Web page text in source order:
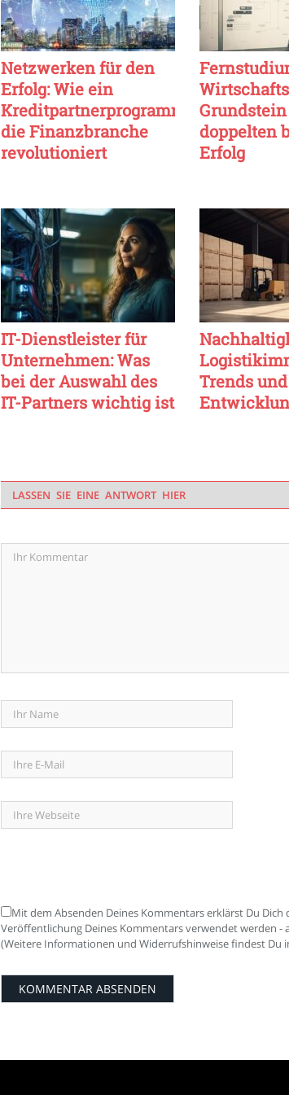
Netzwerken für den
Erfolg: Wie ein
Kreditpartnerprogramm
die Finanzbranche
revolutioniert
doppelten
Erfolg
IT-Dienstleister für
Unternehmen: Was
bei der Auswahl des
IT-Partners wichtig ist
Trends und
LASSEN SIE EINE ANTWORT HIER
Mit dem Absenden Deines Kommentars erklärst Du
Veröffentlichung Deines Kommentars verwendet werden -
(Weitere Informationen und Widerrufshinweise findest Du